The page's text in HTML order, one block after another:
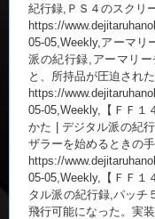
紀行録,ＰＳ４のスクリ
https://
05-05,Weekly,アーマリ
派の紀行録,アーマリ
と、所持品が圧迫され
https://
05-05,Weekly,【ＦＦ１
かた | デジタル派の紀
ザラーを始めるときの
https://
05-05,Weekly,【ＦＦ１
タル派の紀行録,パッチ
飛行可能になった。実